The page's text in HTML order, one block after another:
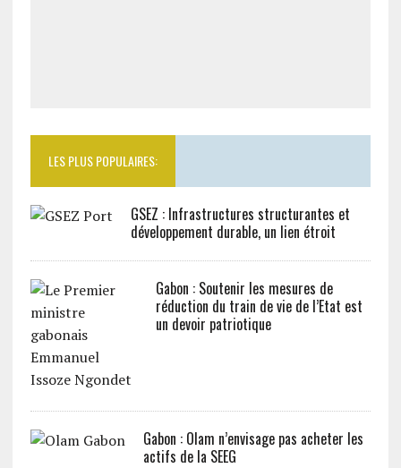
LES PLUS POPULAIRES:
GSEZ : Infrastructures structurantes et
développement durable, un lien étroit
Gabon : Soutenir les mesures de
réduction du train de vie de l’Etat est
un devoir patriotique
Gabon : Olam n’envisage pas acheter les
actifs de la SEEG